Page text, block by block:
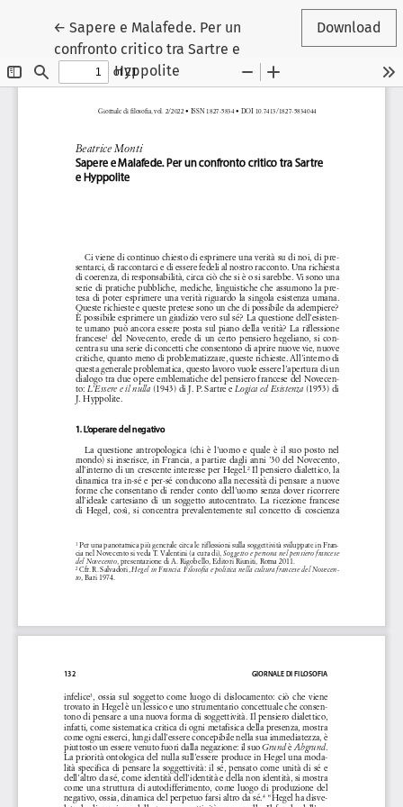
←Return to Article Details
Sapere e Malafede. Per un
confronto critico tra Sartre e
Hyppolite
Download